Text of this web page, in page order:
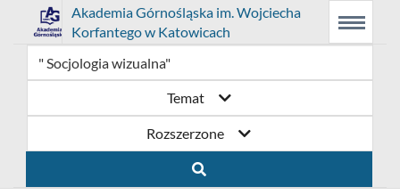
Menu
główne
Wyszukiwarka
Treść
główna
Przejdź
do
strony
domowej
biblioteki
Link
otwiera
się
w
nowym
Prolib
Integro
-
główna
Akademia Górnośląska im. Wojciecha
Korfantego w Katowicach
Menu
Temat
Rozszerzone